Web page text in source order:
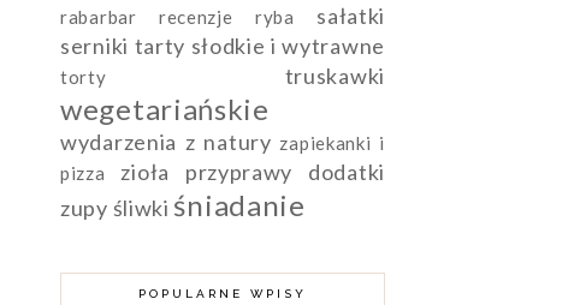
rabarbar recenzje ryba
sałatki
serniki tarty słodkie i wytrawne
torty truskawki
wegetariańskie
wydarzenia z natury zapiekanki i
pizza
zioła przyprawy dodatki
zupy śliwki śniadanie
POPULARNE WPISY